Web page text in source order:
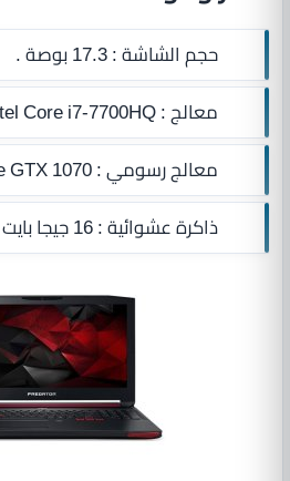
حجم الشاشة :17.3 بوصة .
معالج :Core i7‎-7700HQ .
معالج رسومي :1070 .
ذاكرة عشوائية :16 جيجا بايت DDR4‏